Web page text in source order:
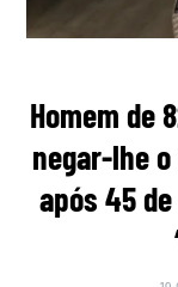
Homem de
negar-lhe
após 45